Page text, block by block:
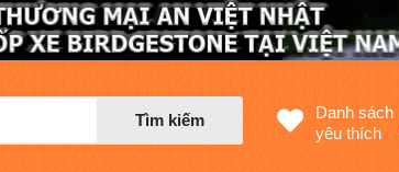
Tìm kiếm
Danh sách
yêu thích